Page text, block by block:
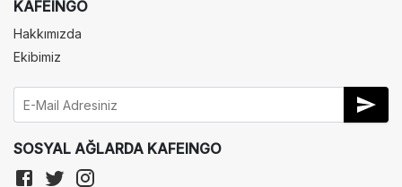
KAFEINGO
Hakkımızda
Ekibimiz
SOSYAL AĞLARDA KAFEINGO